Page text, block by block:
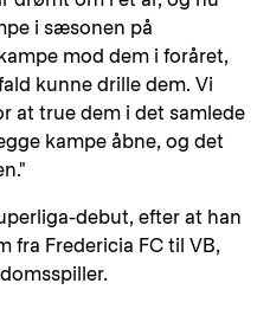
i sæsonen på
mod dem i foråret,
kunne drille dem. Vi
at true dem i det samlede
kampe åbne, og det
debut, efter at han
fra Fredericia FC til VB,